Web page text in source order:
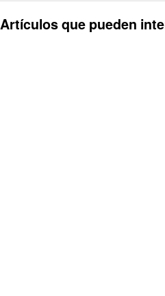
Artículos que pueden